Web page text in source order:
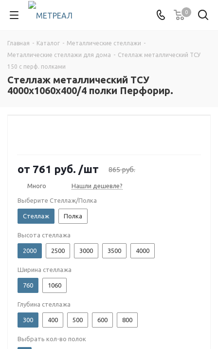
0
Главная - Каталог - Металлические стеллажи -
Металлические стеллажи для дома - Стеллаж металлический ТСУ
150 с перф. полками
Стеллаж металлический ТСУ
4000x1060x400/4 полки Перфорир.
от 761 руб. /шт 865 руб.
Много Нашли дешевле?
Выберите Стеллаж/Полка
Стеллаж Полка
Высота стеллажа
2000 2500 3000 3500 4000
Ширина стеллажа
760 1060
Глубина стеллажа
300 400 500 600 800
Выбрать кол-во полок